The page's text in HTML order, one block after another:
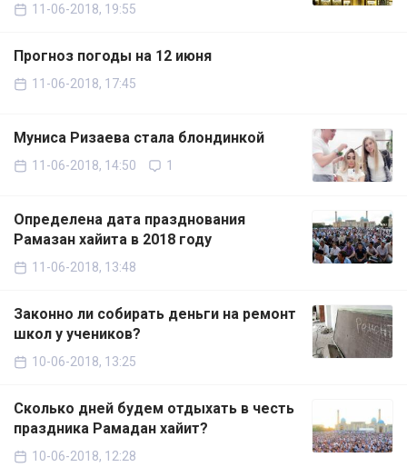
11-06-2018, 19:55
Прогноз погоды на 12 июня
11-06-2018, 17:45
Муниса Ризаева стала блондинкой
11-06-2018, 14:50 1
Определена дата празднования
Рамазан хайита в 2018 году
11-06-2018, 13:48
Законно ли собирать деньги на ремонт
школ у учеников?
10-06-2018, 13:25
Сколько дней будем отдыхать в честь
праздника Рамадан хайит?
10-06-2018, 12:28